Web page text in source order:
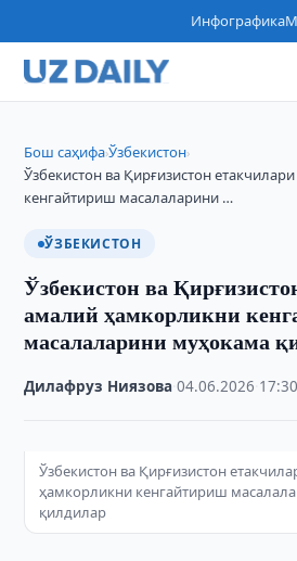
Инфографика
Бош саҳифа›Ўзбекистон›
Ўзбекистон ва Қирғизистон
кенгайтириш масалаларини …
ЎЗБЕКИСТОН
Ўзбекистон ва
амалий ҳамкорликни
масалаларини муҳокама
Дилафруз Ниязова ·04.06.2026 17:30
Ўзбекистон ва Қирғизистон
ҳамкорликни кенгайтириш
қилдилар